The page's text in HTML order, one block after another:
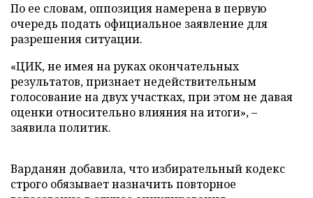
По ее словам, оппозиция намерена в первую
очередь подать официальное заявление для
разрешения ситуации.
«ЦИК, не имея на руках окончательных
результатов, признает недействительным
голосование на двух участках, при этом не давая
оценки относительно влияния на итоги», –
заявила политик.
Варданян добавила, что избирательный кодекс
строго обязывает назначить повторное